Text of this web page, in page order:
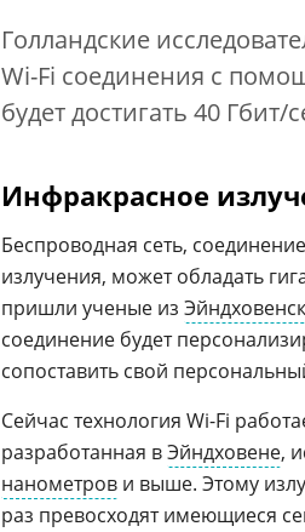
Голландские
Wi-Fi соединения с
будет достигать 40 Гбит/
Инфракрасное
Беспроводная сеть,
излучения, может обладать
пришли ученые из
соединение будет
сопоставить свой
Сейчас технология Wi-Fi
разработанная вЭйндховене,
нанометров и выше. Этому
раз превосходят имеющиеся